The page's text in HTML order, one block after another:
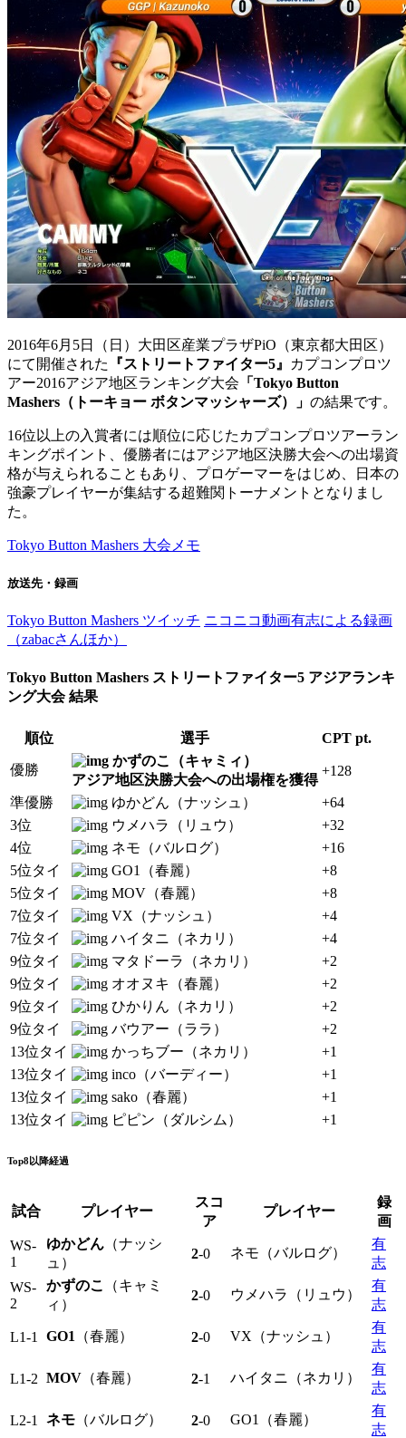
2016年6月5日（日）大田区産業プラザPiO（東京都大田区）
にて開催された
『ストリートファイター5』
カプコンプロツ
アー2016アジア地区ランキング大会 「Tokyo Button
Mashers（トーキョー ボタンマッシャーズ）」 の結果です。
16位以上の入賞者には順位に応じたカプコンプロツアーラン
キングポイント、優勝者にはアジア地区決勝大会への出場資
格が与えられることもあり、プロゲーマーをはじめ、日本の
強豪プレイヤーが集結する超難関トーナメントとなりまし
た。
Tokyo Button Mashers 大会メモ
放送先・録画
Tokyo Button Mashers ツイッチ ニコニコ動画有志による録画
（zabacさんほか）
Tokyo Button Mashers ストリートファイター5 アジアランキ
ング大会 結果
順位 選手 CPT pt.
優勝
かずのこ（キャミィ）
アジア地区決勝大会への出場権を獲得
+128
準優勝 ゆかどん（ナッシュ）
+64
3位
ウメハラ（リュウ）
+32
4位
ネモ（バルログ）
+16
5位タイ
GO1（春麗）
+8
5位タイ
MOV（春麗）
+8
7位タイ
VX（ナッシュ）
+4
7位タイ
ハイタニ（ネカリ）
+4
9位タイ
マタドーラ（ネカリ）
+2
9位タイ
オオヌキ（春麗）
+2
9位タイ
ひかりん（ネカリ）
+2
9位タイ
バウアー（ララ）
+2
13位タイ
かっちブー（ネカリ）
+1
13位タイ
inco（バーディー）
+1
13位タイ
sako（春麗）
+1
13位タイ
ピピン（ダルシム） +1
Top8以降経過
試合 プレイヤー
スコ
ア
プレイヤー
録
画
WS-
1
ゆかどん （ナッシ
ュ）
2-0 ネモ（バルログ）
有
志
WS-
2
かずのこ
（キャミ
ィ）
2-0 ウメハラ（リュウ）
有
志
L1-1 GO1 （春麗） 2-0 VX（ナッシュ）
有
志
L1-2 MOV （春麗） 2-1 ハイタニ（ネカリ）
有
志
L2-1 ネモ （バルログ） 2-0 GO1（春麗）
有
志